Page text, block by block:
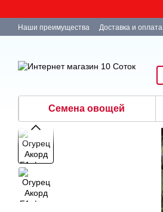
Наши преимущества Доставка и оплата
Семена овощей